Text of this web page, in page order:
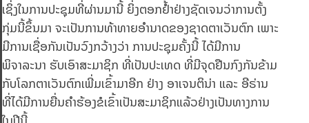
ເຊິ່ງໃນການປະຊຸມທີ່ຜ່ານມານີ້ ຍິ່ງຕອກຢ້ຳຢ່າງຊັດເຈນວ່າການຕັ້ງ
ກຸ່ມນີ້ຂຶ້ນມາ ຈະເປັນການທ້າທາຍອຳນາດຂອງຊາດຕາເວັນຕົກ ເພາະ
ມີການເຊື່ອກັນເປັນວົງກວ້າງວ່າ ການປະຊຸມຄັ້ງນີ້ ໄດ້ມີການ
ພິຈາລະນາ ຮັບເອົາສະມາຊິກ ທີ່ເປັນປະເທດ ທີ່ມີຈຸດຢືນກົງກັນຂ້າມ
ກັບໂລກຕາເວັນຕົກເພີ່ມເຂົ້າມາອີກ ຢ່າງ ອາເຈນຕິນ່າ ແລະ ອີຣ່ານ
ທີ່ໄດ້ມີການຍື່ນຄຳຮ້ອງຂໍເຂົ້າເປັນສະມາຊິກແລ້ວຢ່າງເປັນທາງການ